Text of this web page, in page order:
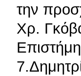
την
Χρ.